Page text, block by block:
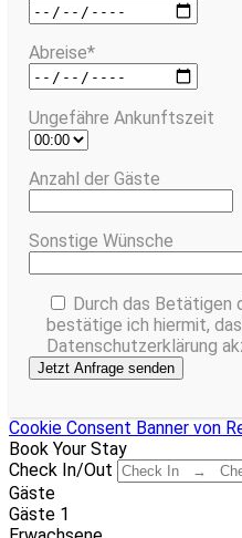
Abreise*
Ungefähre Ankunftszeit
Anzahl der Gäste
Sonstige Wünsche
Durch das Betätigen
bestätige ich hiermit,
Datenschutzerklärung
Cookie Consent Banner von
Book Your Stay
Check In/Out
Gäste
Gäste 1